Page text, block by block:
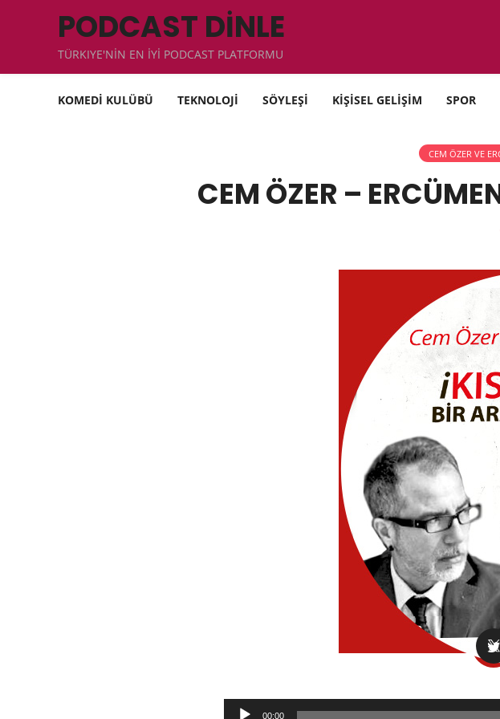
PODCAST DİNLE
TÜRKIYE'NİN EN İYİ PODCAST PLATFORMU
KOMEDİ KULÜBÜ TEKNOLOJİ SÖYLEŞİ KİŞİSEL GELİŞİM SPOR
CEM ÖZER VE
CEM ÖZER –
Audio
00:00